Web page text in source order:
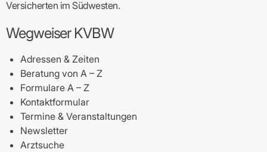
Versicherten im Südwesten.
Wegweiser KVBW
Adressen & Zeiten
Beratung von A – Z
Formulare A – Z
Kontaktformular
Termine & Veranstaltungen
Newsletter
Arztsuche